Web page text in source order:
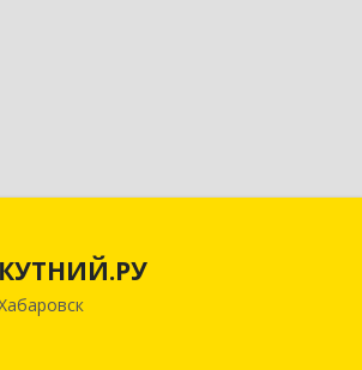
КУТНИЙ.РУ
г, Шевчука ул, дом № 42, оф.505